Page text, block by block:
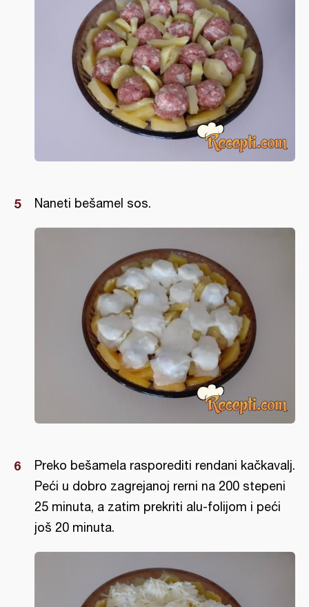
Naneti bešamel sos.
Preko bešamela rasporediti rendani kačkavalj.
Peći u dobro zagrejanoj rerni na 200 stepeni
25 minuta, a zatim prekriti alu-folijom i peći
još 20 minuta.